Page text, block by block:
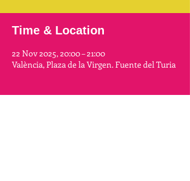
Time & Location
22 Nov 2025, 20:00 – 21:00
València, Plaza de la Virgen. Fuente del Turia